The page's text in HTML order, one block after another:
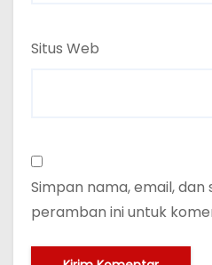
Situs Web
Simpan nama, email, dan
peramban ini untuk